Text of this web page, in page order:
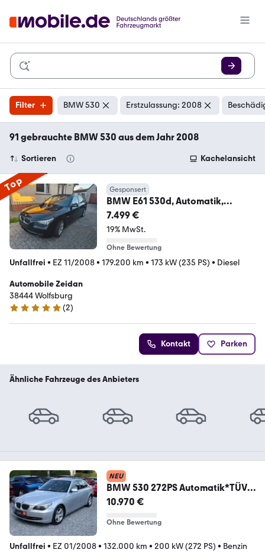
Filter BMW 530 Erstzulassung: 2008
91 gebrauchte BMW 530 aus dem Jahr 2008
Sortieren Kachelansicht
Top Gesponsert
BMW E61 530d, Automatik,
1.Hand, Standheizung
7.499 €
19% MwSt.
Ohne Bewertung
Unfallfrei • EZ 11/2008• 179.200 km • 173 kW (235 PS) • Diesel
Automobile Zeidan
38444 Wolfsburg
5 Sterne
(2)
Kontakt Parken
Ähnliche Fahrzeuge des Anbieters
NEU
BMW 530 272PS Automatik*TÜV
NEU*Finanzierung*
10.970 €
Ohne Bewertung
Unfallfrei • EZ 01/2008• 132.000 km • 200 kW (272 PS) • Benzin